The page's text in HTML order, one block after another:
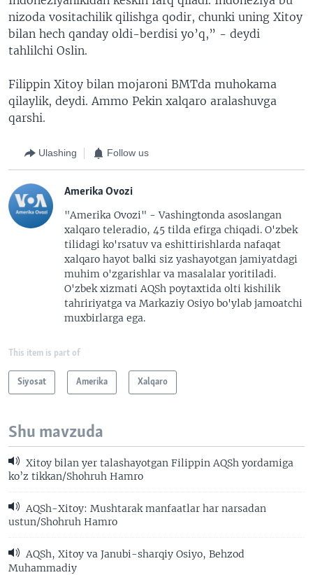
nizoda vositachilik qilishga qodir, chunki uning Xitoy
bilan hech qanday oldi-berdisi yo’q,” - deydi
tahlilchi Oslin.
Filippin Xitoy bilan mojaroni BMTda muhokama
qilaylik, deydi. Ammo Pekin xalqaro aralashuvga
qarshi.
Ulashing Follow us
Amerika Ovozi
"Amerika Ovozi" - Vashingtonda asoslangan
xalqaro teleradio, 45 tilda efirga chiqadi. O'zbek
tilidagi ko'rsatuv va eshittirishlarda nafaqat
xalqaro hayot balki siz yashayotgan jamiyatdagi
muhim o'zgarishlar va masalalar yoritiladi.
O'zbek xizmati AQSh poytaxtida olti kishilik
tahririyatga va Markaziy Osiyo bo'ylab jamoatchi
muxbirlarga ega.
This item is part of
Siyosat Amerika Xalqaro
Shu mavzuda
Xitoy bilan yer talashayotgan Filippin AQSh yordamiga
ko’z tikkan/Shohruh Hamro
AQSh-Xitoy: Mushtarak manfaatlar har narsadan
ustun/Shohruh Hamro
AQSh, Xitoy va Janubi-sharqiy Osiyo, Behzod
Muhammadiy